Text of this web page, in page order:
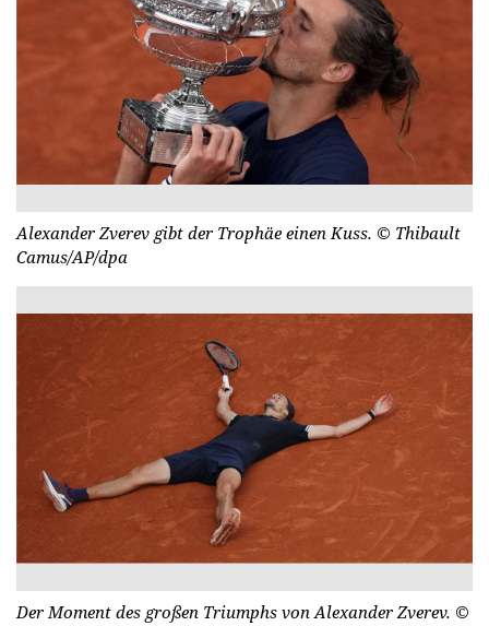
Alexander Zverev gibt der Trophäe einen Kuss. © Thibault
Camus/AP/dpa
Der Moment des großen Triumphs von Alexander Zverev. ©